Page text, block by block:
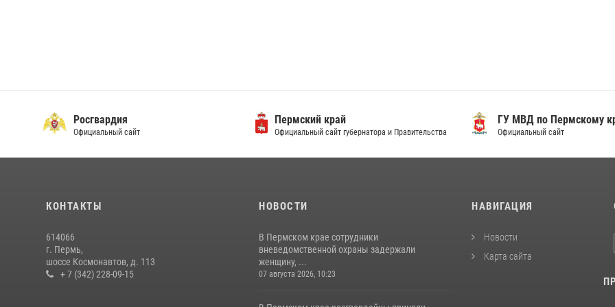
Росгвардия
Официальный сайт
Пермский край
Официальный сайт губернатора и Правительства
ГУ МВД по Пермскому
Официальный сайт
КОНТАКТЫ
614066
г. Пермь,
шоссе Космонавтов, д. 113
+ 7 (342) 228-09-15
НОВОСТИ
В Пермском крае сотрудники
вневедомственной охраны задержали
женщину, ...
07 августа 2026, 10:23
НАВИГАЦИЯ
Новости
Карта сайта